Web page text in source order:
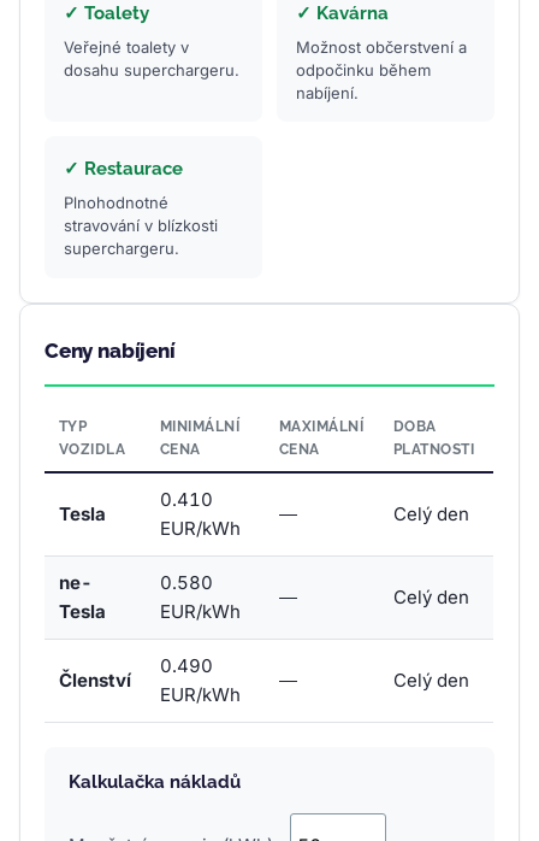
✓ Toalety
Veřejné toalety v
dosahu superchargeru.
✓ Kavárna
Možnost občerstvení a
odpočinku během
nabíjení.
✓ Restaurace
Plnohodnotné
stravování v blízkosti
superchargeru.
Ceny nabíjení
TYP
VOZIDLA
MINIMÁLNÍ
CENA
MAXIMÁLNÍ
CENA
DOBA
PLATNOSTI
Tesla
0.410
EUR/kWh
— Celý den
ne-
Tesla
0.580
EUR/kWh
— Celý den
Členství
0.490
EUR/kWh
— Celý den
Kalkulačka nákladů